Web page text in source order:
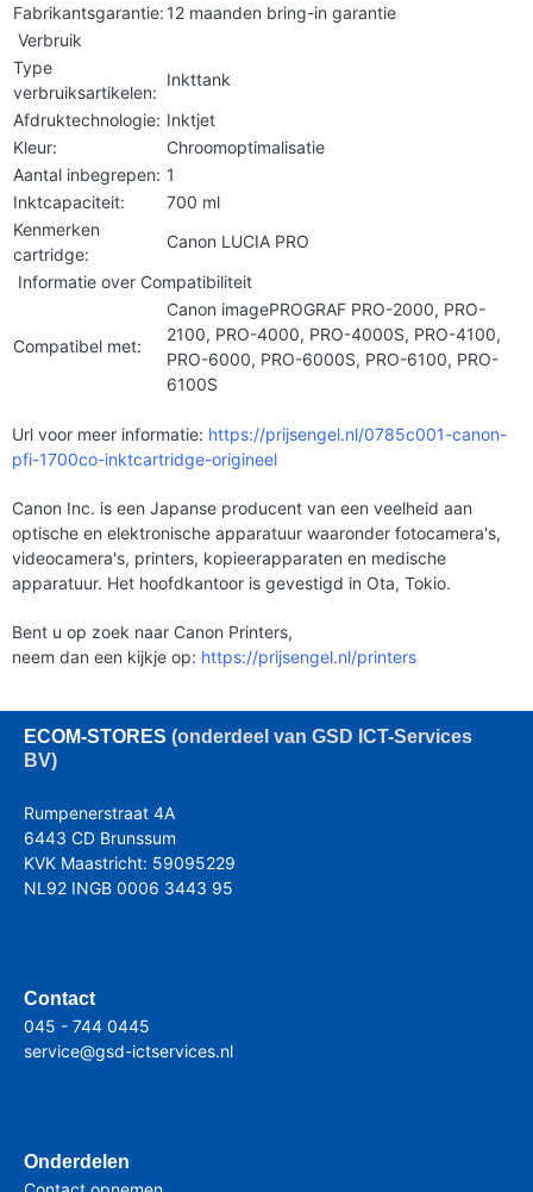
Fabrikantsgarantie: 12 maanden bring-in garantie
Verbruik
Type
verbruiksartikelen:
Inkttank
Afdruktechnologie: Inktjet
Kleur:
Chroomoptimalisatie
Aantal inbegrepen: 1
Inktcapaciteit:
700 ml
Kenmerken
cartridge:
Canon LUCIA PRO
Informatie over Compatibiliteit
Compatibel met:
Canon imagePROGRAF PRO-2000, PRO-
2100, PRO-4000, PRO-4000S, PRO-4100,
PRO-6000, PRO-6000S, PRO-6100, PRO-
6100S
Url voor meer informatie: https://prijsengel.nl/0785c001-canon-
pfi-1700co-inktcartridge-origineel
Canon Inc. is een Japanse producent van een veelheid aan
optische en elektronische apparatuur waaronder fotocamera's,
videocamera's, printers, kopieerapparaten en medische
apparatuur. Het hoofdkantoor is gevestigd in Ota, Tokio.
Bent u op zoek naar Canon Printers,
neem dan een kijkje op: https://prijsengel.nl/printers
ECOM-STORES (onderdeel van GSD ICT-Services
BV)
Rumpenerstraat 4A
6443 CD Brunssum
KVK Maastricht: 59095229
NL92 INGB 0006 3443 95
Contact
045 - 744 0445
service@gsd-ictservices.nl
Onderdelen